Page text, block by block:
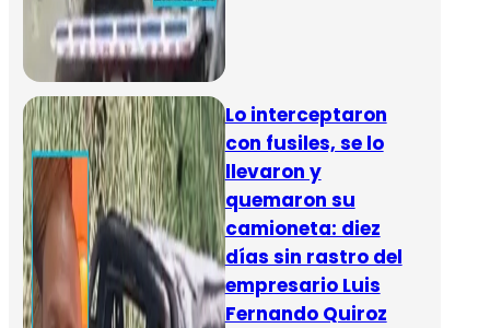
Lo interceptaron
con fusiles, se lo
llevaron y
quemaron su
camioneta: diez
días sin rastro del
empresario Luis
Fernando Quiroz